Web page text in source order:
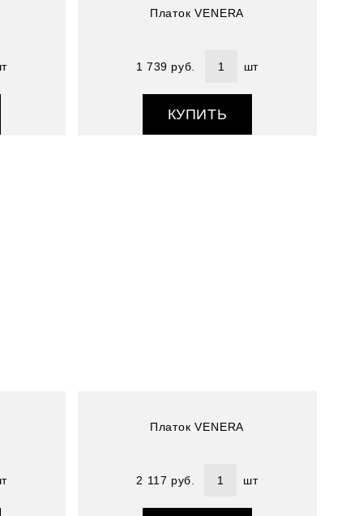
Платок VENERA
1 739 руб. шт
КУПИТЬ
Платок VENERA
2 117 руб. шт